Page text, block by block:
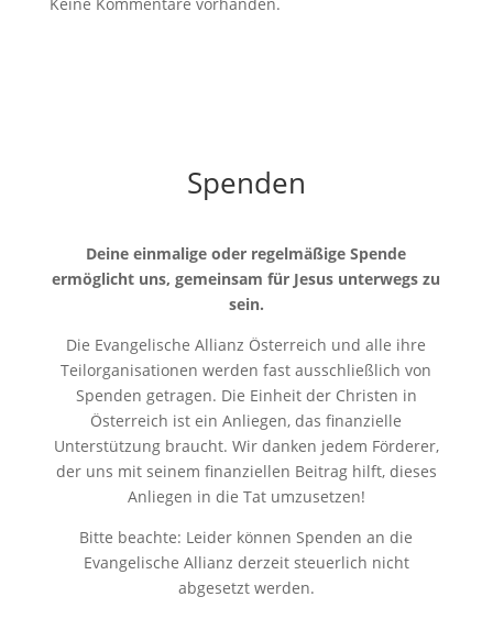
Spenden
Deine einmalige oder regelmäßige Spende
ermöglicht uns, gemeinsam für Jesus unterwegs zu
sein.
Die Evangelische Allianz Österreich und alle ihre
Teilorganisationen werden fast ausschließlich von
Spenden getragen. Die Einheit der Christen in
Österreich ist ein Anliegen, das finanzielle
Unterstützung braucht. Wir danken jedem Förderer,
der uns mit seinem finanziellen Beitrag hilft, dieses
Anliegen in die Tat umzusetzen!
Bitte beachte: Leider können Spenden an die
Evangelische Allianz derzeit steuerlich nicht
abgesetzt werden.